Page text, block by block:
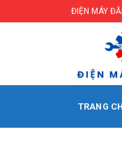
to
ĐIỆN MÁY
TRANG